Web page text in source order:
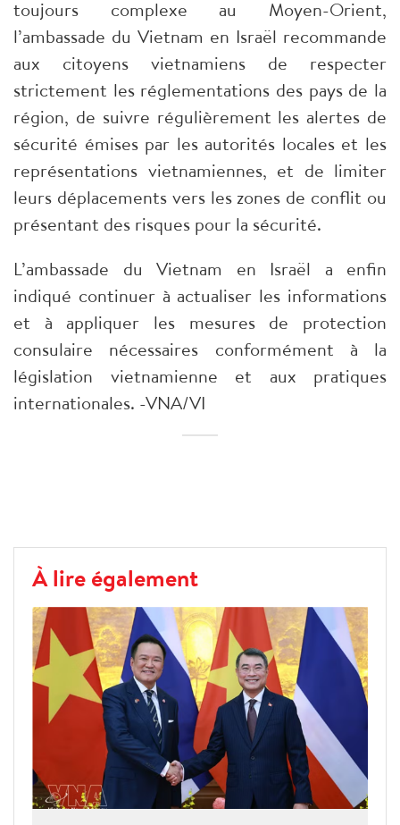
toujours complexe au Moyen-Orient,
l’ambassade du Vietnam en Israël recommande
aux citoyens vietnamiens de respecter
strictement les réglementations des pays de la
région, de suivre régulièrement les alertes de
sécurité émises par les autorités locales et les
représentations vietnamiennes, et de limiter
leurs déplacements vers les zones de conflit ou
présentant des risques pour la sécurité.
L’ambassade du Vietnam en Israël a enfin
indiqué continuer à actualiser les informations
et à appliquer les mesures de protection
consulaire nécessaires conformément à la
législation vietnamienne et aux pratiques
internationales. -VNA/VI
À lire également